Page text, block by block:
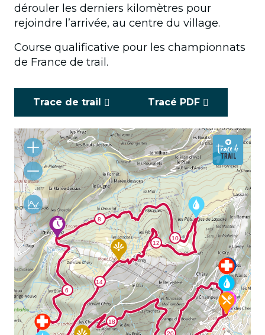
dérouler les derniers kilomètres pour
rejoindre l’arrivée, au centre du village.
Course qualificative pour les championnats
de France de trail.
Trace de trail Tracé PDF